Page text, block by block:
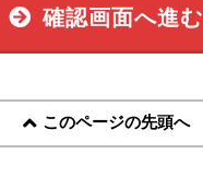
確認画面へ進む
このページの先頭へ